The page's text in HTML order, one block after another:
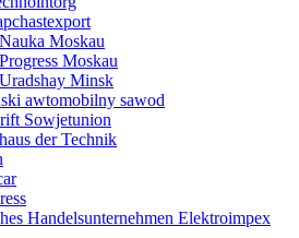
Moskau
Moskau
Minsk
awtomobilny sawod
Sowjetunion
der Technik
Handelsunternehmen Elektroimpex